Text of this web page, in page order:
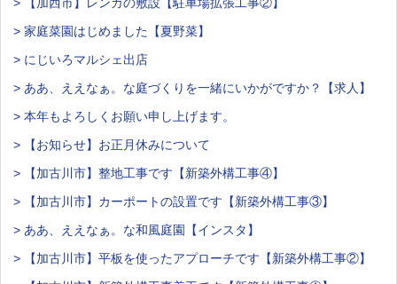
> 家庭菜園はじめました【夏野菜】
> にじいろマルシェ出店
> ああ、ええなぁ。な庭づくりを一緒にいかがですか？【求人】
> 本年もよろしくお願い申し上げます。
> 【お知らせ】お正月休みについて
> 【加古川市】整地工事です【新築外構工事④】
> 【加古川市】カーポートの設置です【新築外構工事③】
> ああ、ええなぁ。な和風庭園【インスタ】
> 【加古川市】平板を使ったアプローチです【新築外構工事②】